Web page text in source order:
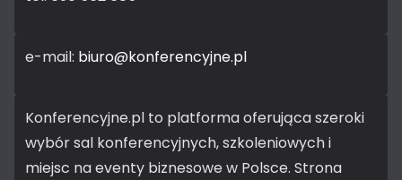
e-mail: biuro@konferencyjne.pl
Konferencyjne.pl to platforma oferująca szeroki
wybór sal konferencyjnych, szkoleniowych i
miejsc na eventy biznesowe w Polsce. Strona